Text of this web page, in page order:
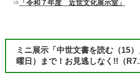
⇒ 「令和７年度 近世文化展示室」
ミニ展示「中世文書を読む（15
曜日）まで！お見逃しなく!! （